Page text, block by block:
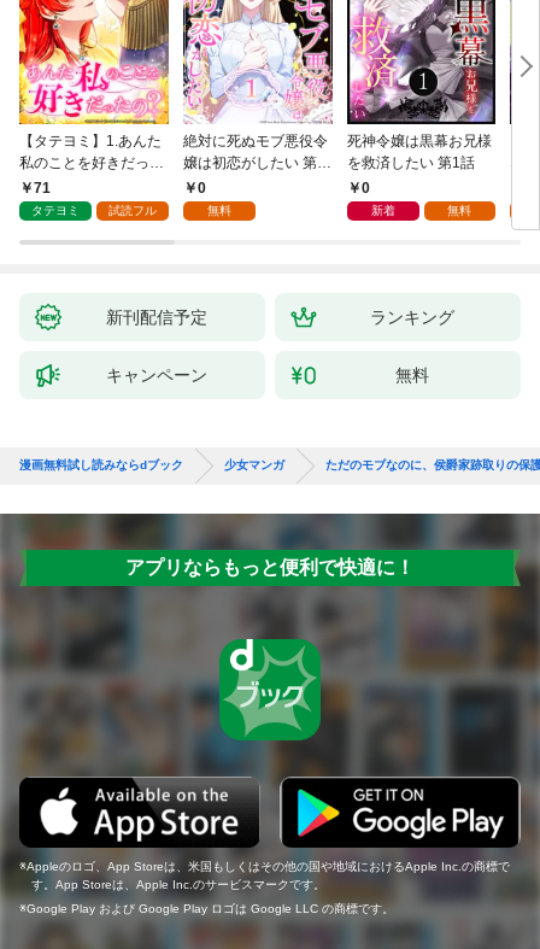
【タテヨミ】1.あんた
私のことを好きだった
の？
71
タテヨミ 試読フル
絶対に死ぬモブ悪役令
嬢は初恋がしたい 第1
話0
無料
死神令嬢は黒幕お兄様
を救済したい 第1話
0
新着 無料
な
新刊配信予定 ランキング
キャンペーン 無料
漫画無料試し読みならdブック 少女マンガ ただのモブなのに、侯爵家跡取りの保
アプリならもっと便利で快適に！
Appleのロゴ、App Storeは、米国もしくはその他の国や地域におけるApple Inc.の商標で
す。App Storeは、Apple Inc.のサービスマークです。
Google Play および Google Play ロゴは Google LLC の商標です。